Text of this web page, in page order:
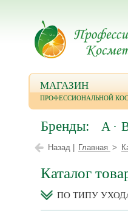
МАГАЗИН
ПРОФЕССИОНАЛЬНОЙ
Бренды: A
Назад | Главная
Каталог
ПО ТИПУ